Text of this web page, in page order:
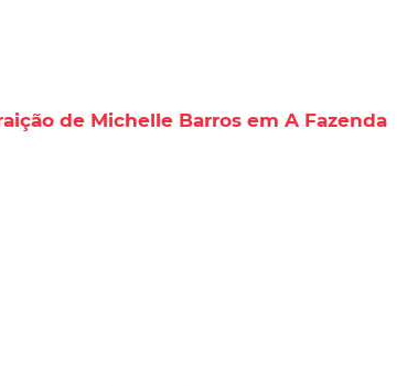
de Michelle Barros em A Fazenda